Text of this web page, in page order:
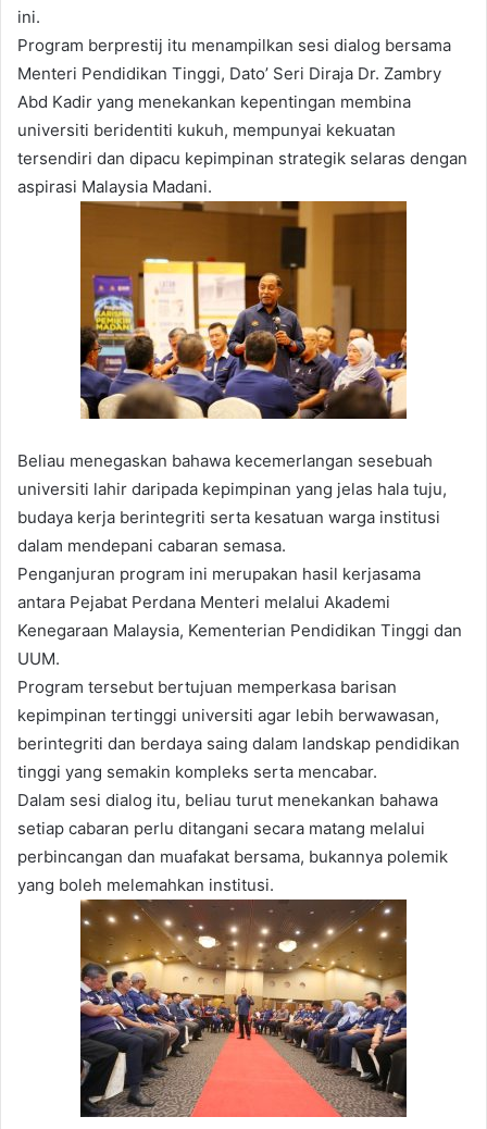
ini.
Program berprestij itu menampilkan sesi dialog bersama
Menteri Pendidikan Tinggi, Dato’ Seri Diraja Dr. Zambry
Abd Kadir yang menekankan kepentingan membina
universiti beridentiti kukuh, mempunyai kekuatan
tersendiri dan dipacu kepimpinan strategik selaras dengan
aspirasi Malaysia Madani.
Beliau menegaskan bahawa kecemerlangan sesebuah
universiti lahir daripada kepimpinan yang jelas hala tuju,
budaya kerja berintegriti serta kesatuan warga institusi
dalam mendepani cabaran semasa.
Penganjuran program ini merupakan hasil kerjasama
antara Pejabat Perdana Menteri melalui Akademi
Kenegaraan Malaysia, Kementerian Pendidikan Tinggi dan
UUM.
Program tersebut bertujuan memperkasa barisan
kepimpinan tertinggi universiti agar lebih berwawasan,
berintegriti dan berdaya saing dalam landskap pendidikan
tinggi yang semakin kompleks serta mencabar.
Dalam sesi dialog itu, beliau turut menekankan bahawa
setiap cabaran perlu ditangani secara matang melalui
perbincangan dan muafakat bersama, bukannya polemik
yang boleh melemahkan institusi.